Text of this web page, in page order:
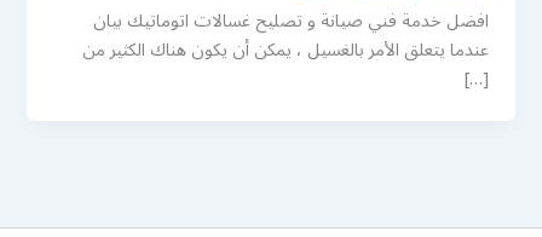
افضل خدمة فني صيانة و تصليح غسالات اتوماتيك بيان
عندما يتعلق الأمر بالغسيل ، يمكن أن يكون هناك الكثير من
[…]